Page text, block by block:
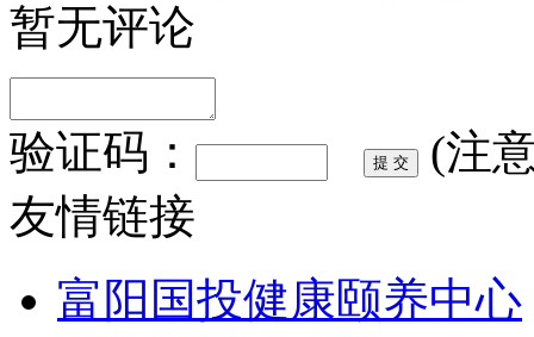
暂无评论
验证码：
(注
友情链接
富阳国投健康颐养中心